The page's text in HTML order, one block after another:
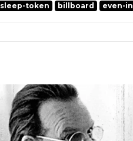
sleep-token billboard even-